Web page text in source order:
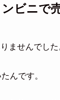
ビニで
ませんでした
んです。